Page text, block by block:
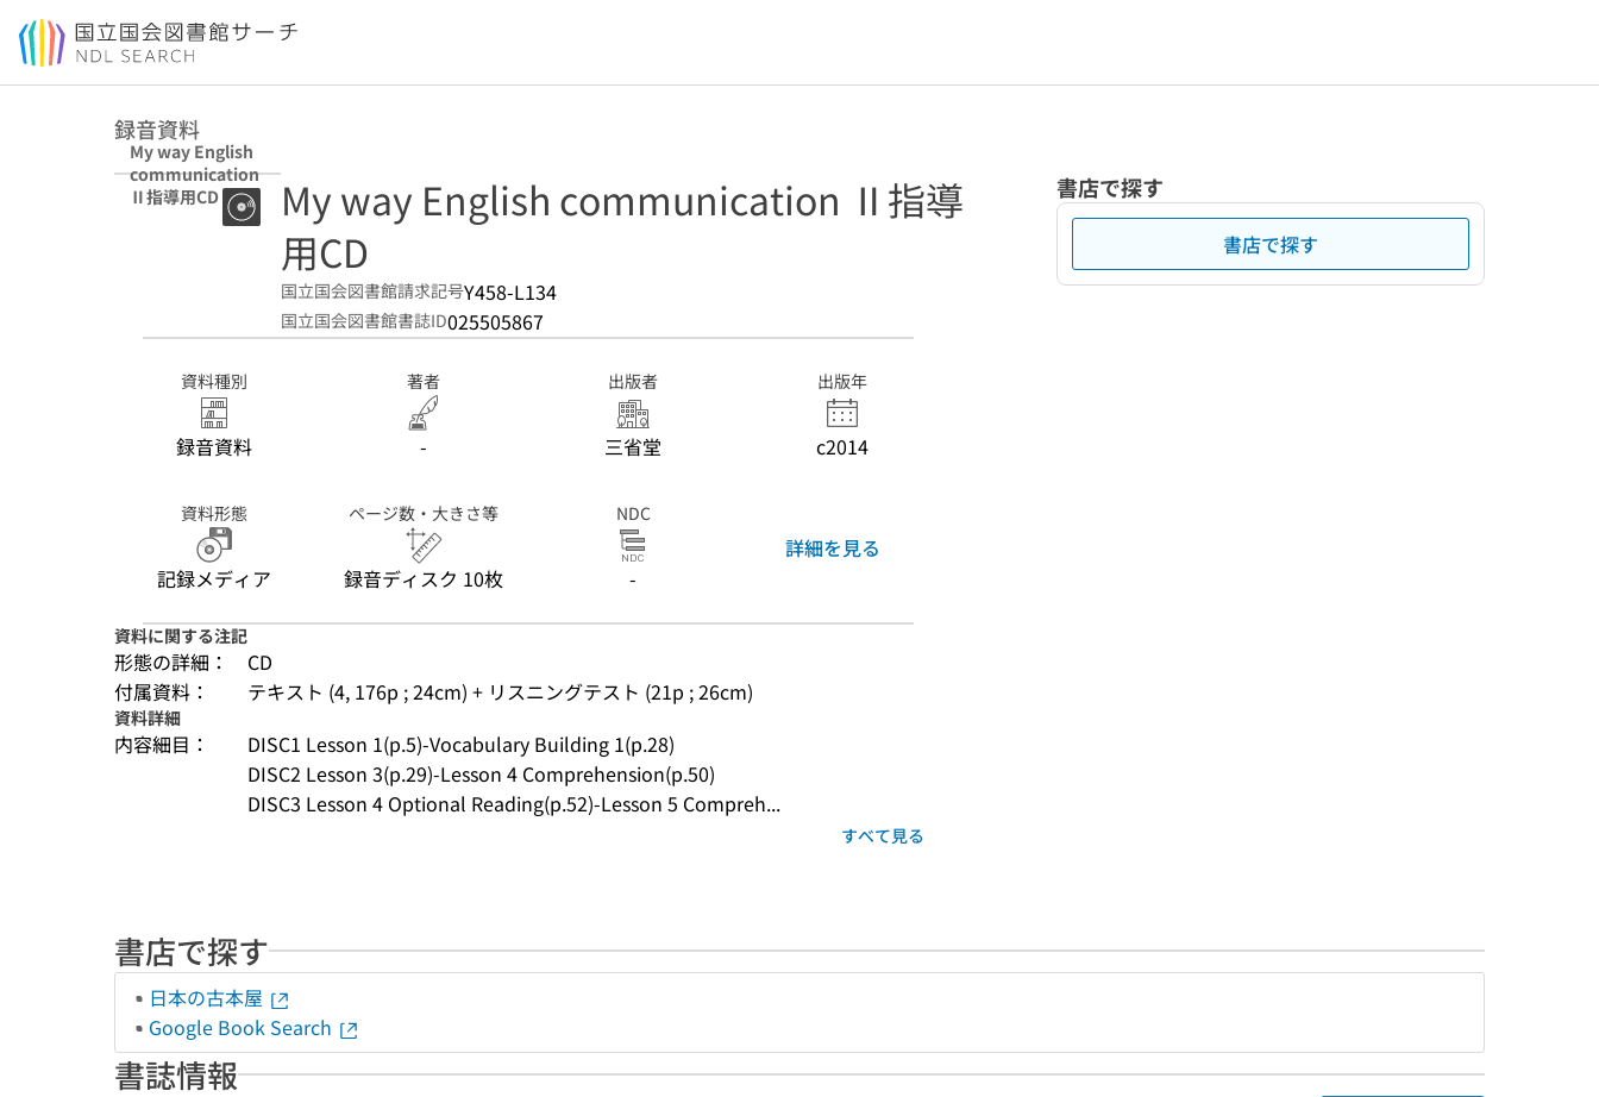
本文へ移動
録音資料
My way English
communication
Ⅱ指導用CD
My way English communication Ⅱ指導
用CD
国立国会図書館請求記号Y458-L134
国立国会図書館書誌ID025505867
資料種別
録音資料
著者
-
出版者
三省堂
出版年
c2014
資料形態
記録メディア
ページ数・大きさ等
録音ディスク 10枚
NDC
-
詳細を見る
資料に関する注記
形態の詳細：
CD
付属資料：
テキスト (4, 176p ; 24cm) + リスニングテスト (21p ; 26cm)
資料詳細
内容細目：
DISC1 Lesson 1(p.5)-Vocabulary Building 1(p.28)
DISC2 Lesson 3(p.29)-Lesson 4 Comprehension(p.50)
DISC3 Lesson 4 Optional Reading(p.52)-Lesson 5 Compreh...
すべて見る
書店で探す
書店で探す
書店で探す
日本の古本屋
Google Book Search
書誌情報